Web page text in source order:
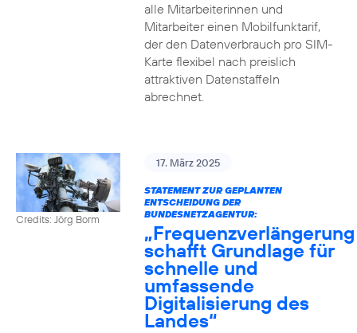
alle Mitarbeiterinnen und
Mitarbeiter einen Mobilfunktarif,
der den Datenverbrauch pro SIM-
Karte flexibel nach preislich
attraktiven Datenstaffeln
abrechnet.
Credits: Jörg Borm
17. März 2025
STATEMENT ZUR GEPLANTEN
ENTSCHEIDUNG DER
BUNDESNETZAGENTUR:
„Frequenzverlängerung
schafft Grundlage für
schnelle und
umfassende
Digitalisierung des
Landes“